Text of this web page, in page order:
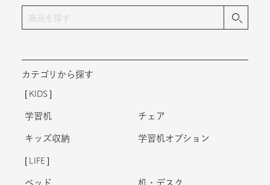
カテゴリから探す
KIDS
学習机 チェア
キッズ収納 学習机オプション
LIFE
ベッド 机・デスク